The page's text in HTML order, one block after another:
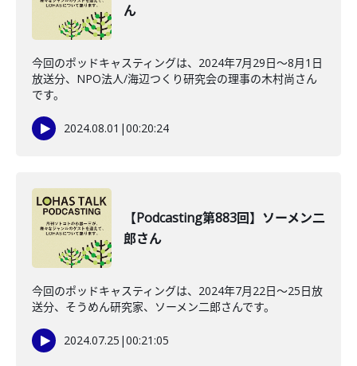
ん
今回のポッドキャスティングは、2024年7月29日〜8月1日
放送分、NPO法人/海辺つくり研究会の理事の木村尚さん
です。
2024.08.01 |00:20:24
【Podcasting第883回】ソーメン二
郎さん
今回のポッドキャスティングは、2024年7月22日〜25日放
送分、そうめん研究家、ソーメン二郎さんです。
2024.07.25 |00:21:05